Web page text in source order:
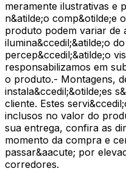
meramente ilustrativas e
n&atilde;o comp&otilde;e
produto podem variar de
ilumina&ccedil;&atilde;o
percep&ccedil;&atilde;o
responsabilizamos em
o produto.- Montagens,
instala&ccedil;&otilde;es
cliente. Estes
inclusos no valor do
sua entrega, confira as
momento da compra e
passar&aacute; por
corredores.